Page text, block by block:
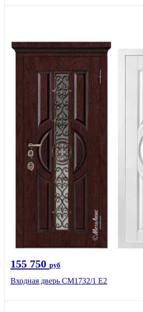
155 750 руб
Входная дверь СМ1732/1 Е2